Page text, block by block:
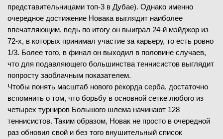
представительницами топ-3 в Дубае). Однако именно
очередное достижение Новака выглядит наиболее
впечатляющим, ведь по итогу он выиграл 24-й мэйджор из
72-х, в которых принимал участие за карьеру, то есть ровно
1/3. Более того, в финал он выходил в половине случаев,
что для подавляющего большинства теннисистов выглядит
попросту заоблачным показателем.
Чтобы понять масштаб нового рекорда серба, достаточно
вспомнить о том, что борьбу в основной сетке любого из
четырех турниров Большого шлема начинают 128
теннисистов. Таким образом, Новак не просто в очередной
раз обновил свой и без того внушительный список